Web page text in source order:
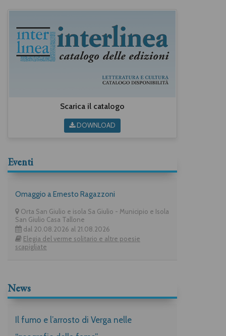
Scarica il catalogo
DOWNLOAD
Eventi
Omaggio a Ernesto Ragazzoni
Orta San Giulio e isola Sa Giulio - Municipio e Isola
San Giulio Casa Tallone
dal 20.08.2026 al 21.08.2026
Elegia del verme solitario e altre poesie
scapigliate
News
Il fumo e l’arrosto di Verga nelle